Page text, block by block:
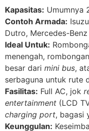
Kapasitas: Umumnya
Contoh Armada:
Dutro, Mercedes-
Ideal Untuk:
menengah,
besar dari mini bus,
serbaguna untuk rute
Fasilitas: Full AC, jok
entertainment (LCD
charging port, bagasi
Keunggulan: